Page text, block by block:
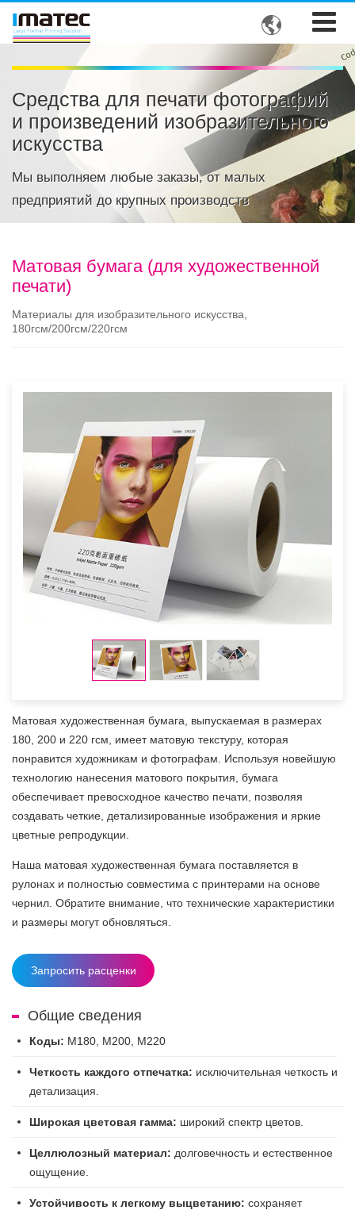

Средства для печати фотографий
и произведений изобразительного
искусства
Мы выполняем любые заказы, от малых
предприятий до крупных производств
Матовая бумага (для художественной
печати)
Материалы для изобразительного искусства,
180гсм/200гсм/220гсм
Матовая художественная бумага, выпускаемая в размерах
180, 200 и 220 гсм, имеет матовую текстуру, которая
понравится художникам и фотографам. Используя новейшую
технологию нанесения матового покрытия, бумага
обеспечивает превосходное качество печати, позволяя
создавать четкие, детализированные изображения и яркие
цветные репродукции.
Наша матовая художественная бумага поставляется в
рулонах и полностью совместима с принтерами на основе
чернил. Обратите внимание, что технические характеристики
и размеры могут обновляться.
Запросить расценки
Общие сведения
Коды: M180, M200, M220
Четкость каждого отпечатка: исключительная четкость и
детализация.
Широкая цветовая гамма: широкий спектр цветов.
Целлюлозный материал: долговечность и естественное
ощущение.
Устойчивость к легкому выцветанию: сохраняет